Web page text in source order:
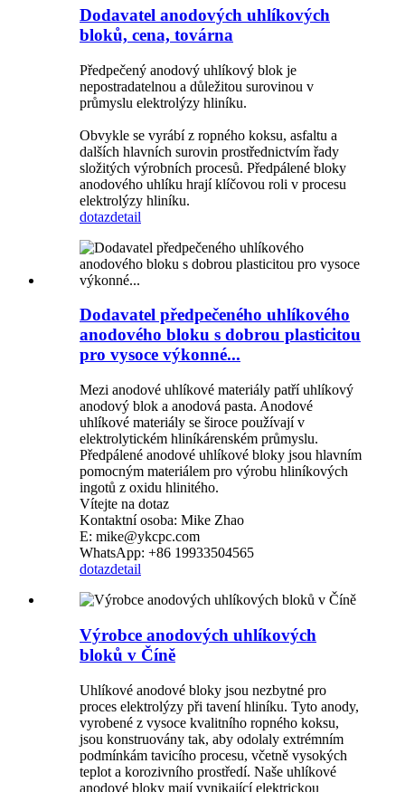
Dodavatel anodových uhlíkových
bloků, cena, továrna
Předpečený anodový uhlíkový blok je
nepostradatelnou a důležitou surovinou v
průmyslu elektrolýzy hliníku.
Obvykle se vyrábí z ropného koksu, asfaltu a
dalších hlavních surovin prostřednictvím řady
složitých výrobních procesů. Předpálené bloky
anodového uhlíku hrají klíčovou roli v procesu
elektrolýzy hliníku.
dotazdetail
Dodavatel předpečeného uhlíkového
anodového bloku s dobrou plasticitou
pro vysoce výkonné...
Mezi anodové uhlíkové materiály patří uhlíkový
anodový blok a anodová pasta. Anodové
uhlíkové materiály se široce používají v
elektrolytickém hliníkárenském průmyslu.
Předpálené anodové uhlíkové bloky jsou hlavním
pomocným materiálem pro výrobu hliníkových
ingotů z oxidu hlinitého.
Vítejte na dotaz
Kontaktní osoba: Mike Zhao
E: mike@ykcpc.com
WhatsApp: +86 19933504565
dotazdetail
Výrobce anodových uhlíkových
bloků v Číně
Uhlíkové anodové bloky jsou nezbytné pro
proces elektrolýzy při tavení hliníku. Tyto anody,
vyrobené z vysoce kvalitního ropného koksu,
jsou konstruovány tak, aby odolaly extrémním
podmínkám tavicího procesu, včetně vysokých
teplot a korozivního prostředí. Naše uhlíkové
anodové bloky mají vynikající elektrickou